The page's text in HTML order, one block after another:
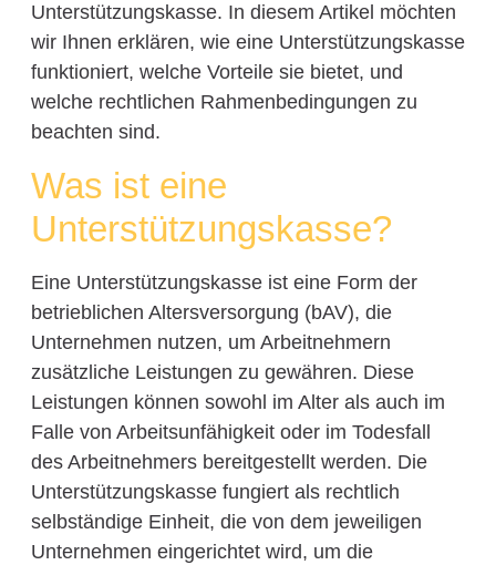
Unterstützungskasse. In diesem Artikel möchten
wir Ihnen erklären, wie eine Unterstützungskasse
funktioniert, welche Vorteile sie bietet, und
welche rechtlichen Rahmenbedingungen zu
beachten sind.
Was ist eine
Unterstützungskasse?
Eine Unterstützungskasse ist eine Form der
betrieblichen Altersversorgung (bAV), die
Unternehmen nutzen, um Arbeitnehmern
zusätzliche Leistungen zu gewähren. Diese
Leistungen können sowohl im Alter als auch im
Falle von Arbeitsunfähigkeit oder im Todesfall
des Arbeitnehmers bereitgestellt werden. Die
Unterstützungskasse fungiert als rechtlich
selbständige Einheit, die von dem jeweiligen
Unternehmen eingerichtet wird, um die